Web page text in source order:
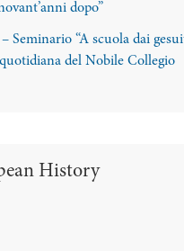
dopo”
Seminario “A scuola dai
del Nobile Collegio
History